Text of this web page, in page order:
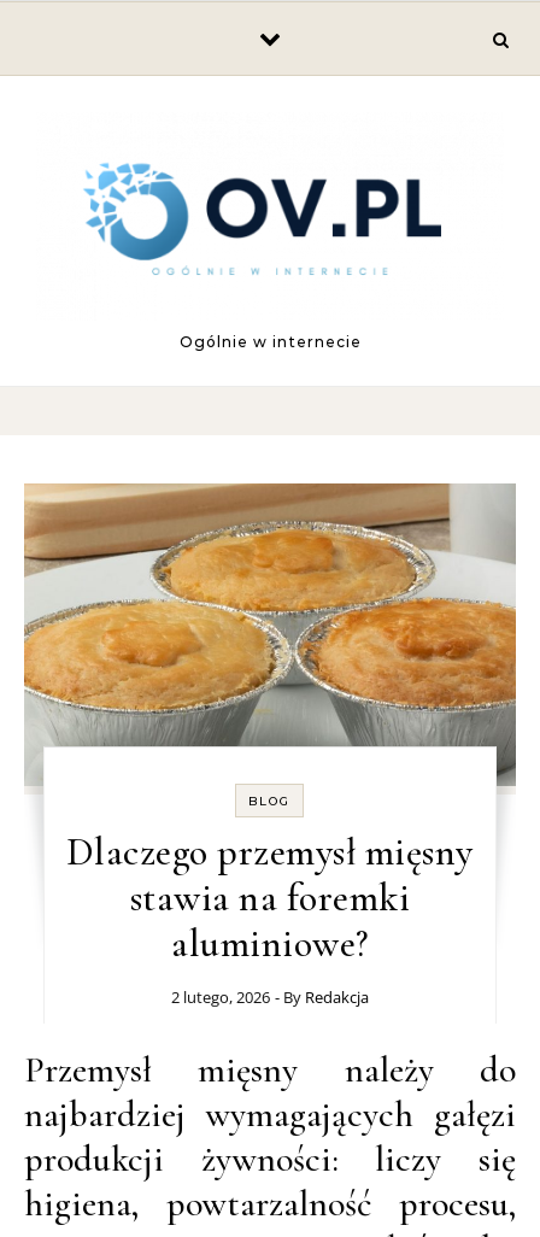
Ogólnie w internecie
BLOG
Dlaczego przemysł mięsny
stawia na foremki
aluminiowe?
2 lutego, 2026 - By Redakcja
Przemysł mięsny należy do
najbardziej wymagających gałęzi
produkcji żywności: liczy się
higiena, powtarzalność procesu,